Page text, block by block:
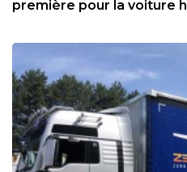
première pour la voiture